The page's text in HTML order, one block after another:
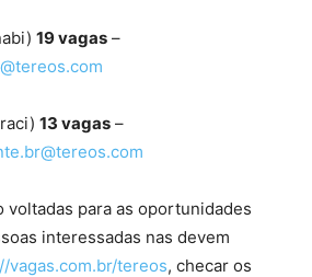
19 vagas –
13 vagas –
voltadas para as oportunidades
interessadas nas devem
vagas.com.br/tereos, checar os